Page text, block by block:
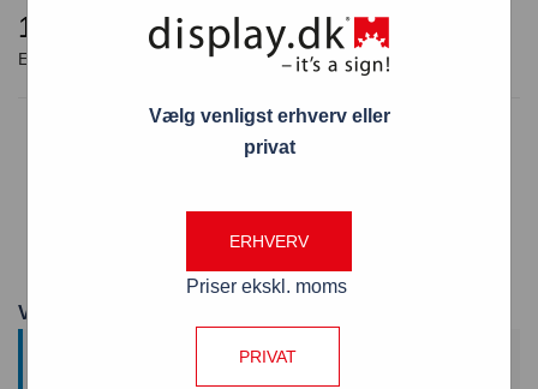
10,80
Ophængs kroge til Snaprammer
Velegnet til alle aluminiums snapramme design
Varenummer: HHSR
This product has minimum quantity 10 and maximum
Vælg venligst erhverv eller
privat
ERHVERV
Priser ekskl. moms
PRIVAT